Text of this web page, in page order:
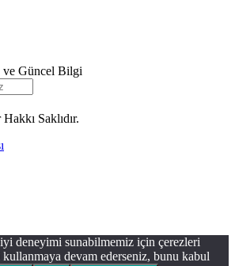
ve Güncel Bilgi
Saklıdır.
deneyimi sunabilmemiz için çerezleri
devam ederseniz, bunu kabul